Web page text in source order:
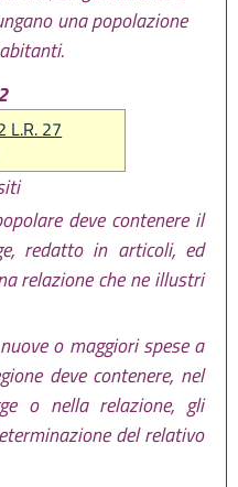
una popolazione
L.R. 27
deve contenere il
redatto in articoli, ed
relazione che ne illustri
o maggiori spese a
deve contenere, nel
o nella relazione, gli
del relativo